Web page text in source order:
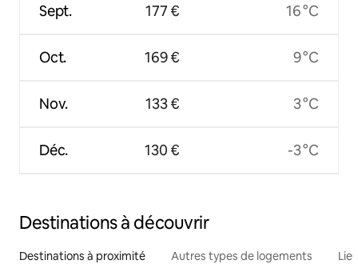
Sept.
Oct.
Nov.
Déc.
177 €
169 €
133 €
130 €
16 °C
9 °C
3 °C
-3 °C
Destinations à découvrir
Destinations à proximité Autres types de logements